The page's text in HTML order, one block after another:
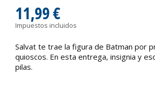
11,99 €
Impuestos incluidos
Salvat te trae la figura de Batman por
quioscos. En esta entrega, insignia y
pilas.